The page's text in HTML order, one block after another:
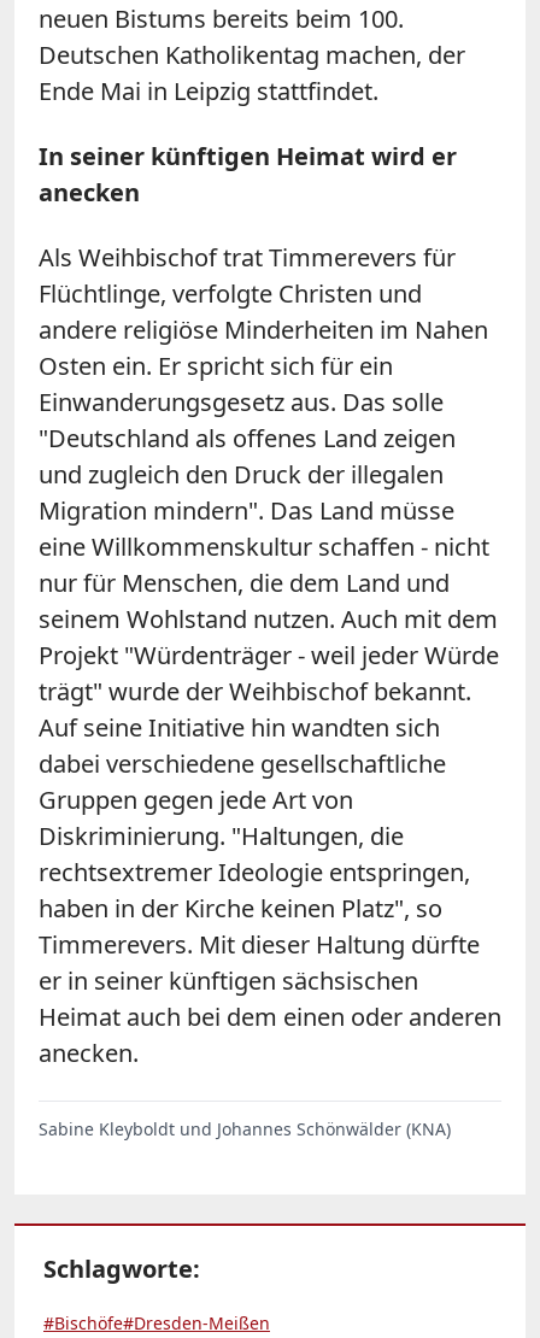
neuen Bistums bereits beim 100.
Deutschen Katholikentag machen, der
Ende Mai in Leipzig stattfindet.
In seiner künftigen Heimat wird er
anecken
Als Weihbischof trat Timmerevers für
Flüchtlinge, verfolgte Christen und
andere religiöse Minderheiten im Nahen
Osten ein. Er spricht sich für ein
Einwanderungsgesetz aus. Das solle
"Deutschland als offenes Land zeigen
und zugleich den Druck der illegalen
Migration mindern". Das Land müsse
eine Willkommenskultur schaffen - nicht
nur für Menschen, die dem Land und
seinem Wohlstand nutzen. Auch mit dem
Projekt "Würdenträger - weil jeder Würde
trägt" wurde der Weihbischof bekannt.
Auf seine Initiative hin wandten sich
dabei verschiedene gesellschaftliche
Gruppen gegen jede Art von
Diskriminierung. "Haltungen, die
rechtsextremer Ideologie entspringen,
haben in der Kirche keinen Platz", so
Timmerevers. Mit dieser Haltung dürfte
er in seiner künftigen sächsischen
Heimat auch bei dem einen oder anderen
anecken.
Sabine Kleyboldt und Johannes Schönwälder (KNA)
Schlagworte:
#Bischöfe#Dresden-Meißen